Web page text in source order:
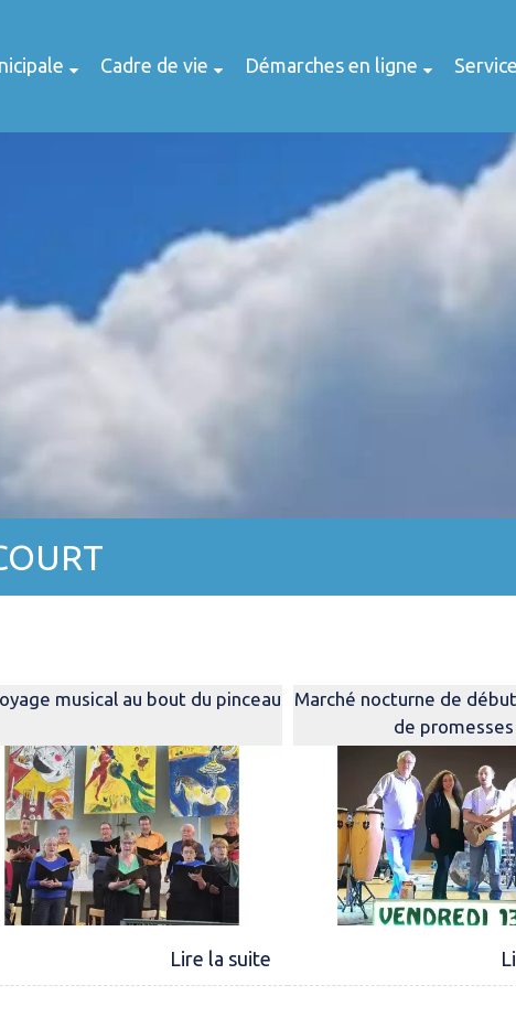
Cadre de vie Démarches en ligne
musical au bout du pinceau
Marché nocturne de
de promesses